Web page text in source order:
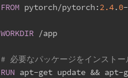
FROM pytorch/pytorch:2.4.0
WORKDIR /app
# 必要なパッケージをインストー
RUN apt-get update &&